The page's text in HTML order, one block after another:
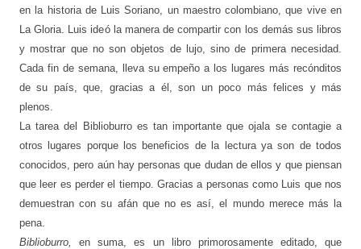
en la historia de Luis Soriano, un maestro colombiano, que vive en
La Gloria. Luis ideó la manera de compartir con los demás sus libros
y mostrar que no son objetos de lujo, sino de primera necesidad.
Cada fin de semana, lleva su empeño a los lugares más recónditos
de su país, que, gracias a él, son un poco más felices y más
plenos.
La tarea del Biblioburro es tan importante que ojala se contagie a
otros lugares porque los beneficios de la lectura ya son de todos
conocidos, pero aún hay personas que dudan de ellos y que piensan
que leer es perder el tiempo. Gracias a personas como Luis que nos
demuestran con su afán que no es así, el mundo merece más la
pena.
Biblioburro,en suma, es un libro primorosamente editado, que